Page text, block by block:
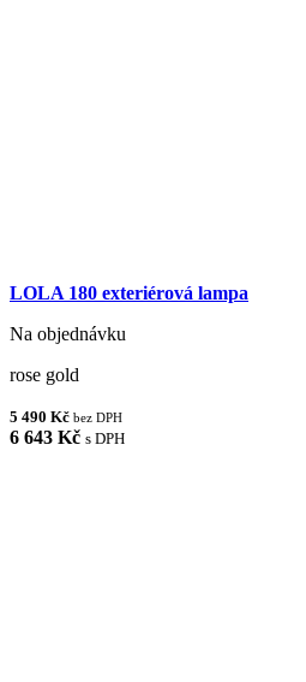
LOLA 180 exteriérová lampa
Na objednávku
rose gold
5 490 Kč bez DPH
6 643 Kč s DPH